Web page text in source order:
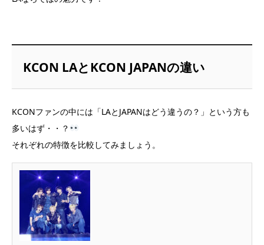
KCON LAとKCON JAPANの違い
KCONファンの中には「LAとJAPANはどう違うの？」という方も
多いはず・・？
それぞれの特徴を比較してみましょう。